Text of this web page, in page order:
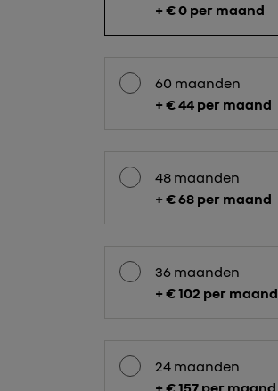
+ € 0 per maand
60 maanden
+ € 44 per maand
48 maanden
+ € 68 per maand
36 maanden
+ € 102 per maand
24 maanden
+ € 157 per maand